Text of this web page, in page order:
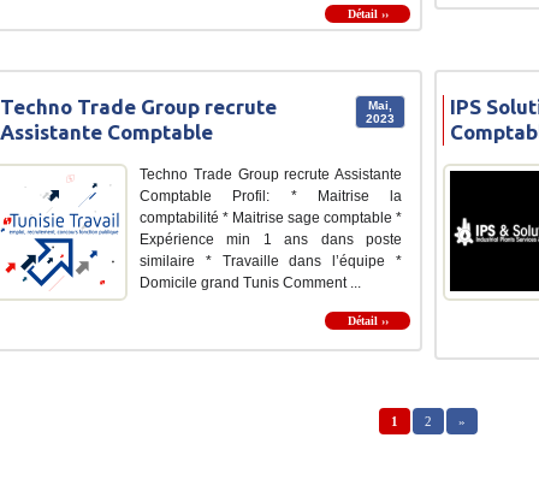
Détail ››
Mai,
2023
Techno Trade Group recrute
Assistante Comptable
Techno Trade Group recrute Assistante
Comptable Profil: * Maitrise la
comptabilité * Maitrise sage comptable *
Expérience min 1 ans dans poste
similaire * Travaille dans l’équipe *
Domicile grand Tunis Comment ...
Détail ››
IPS
1 2 »